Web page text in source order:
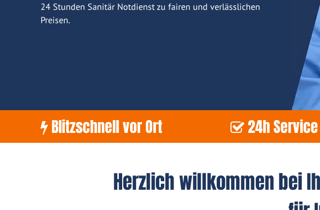
24 Stunden Sanitär Notdienst zu fairen und verlässlichen
Preisen.
Blitzschnell vor Ort 24h
Herzlich willkommen bei